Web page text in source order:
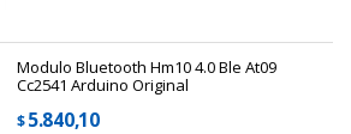
Modulo Bluetooth Hm10 4.0 Ble At09
Cc2541 Arduino Original
$5.840,10